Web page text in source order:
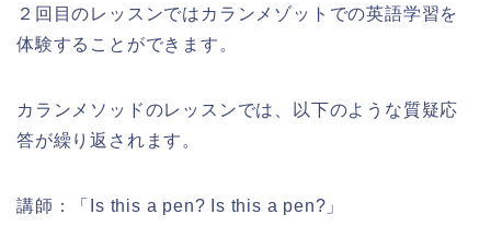
２回目のレッスンではカランメゾットでの英語学習を
体験することができます。
カランメソッドのレッスンでは、以下のような質疑応
答が繰り返されます。
講師：「Is this a pen? Is this a pen?」